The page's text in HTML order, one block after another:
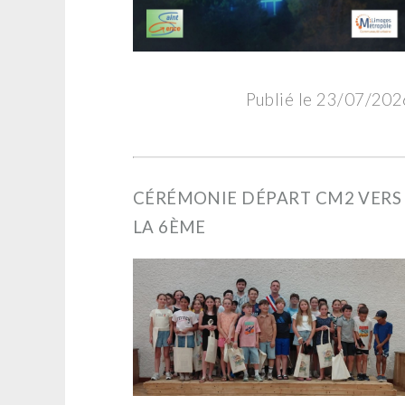
Publié le 23/07/
CÉRÉMONIE DÉPART CM2 VERS
LA 6ÈME